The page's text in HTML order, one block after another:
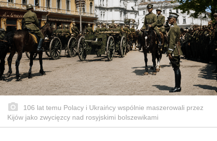
106 lat temu Polacy i Ukraińcy wspólnie maszerowali przez
Kijów jako zwycięzcy nad rosyjskimi bolszewikami